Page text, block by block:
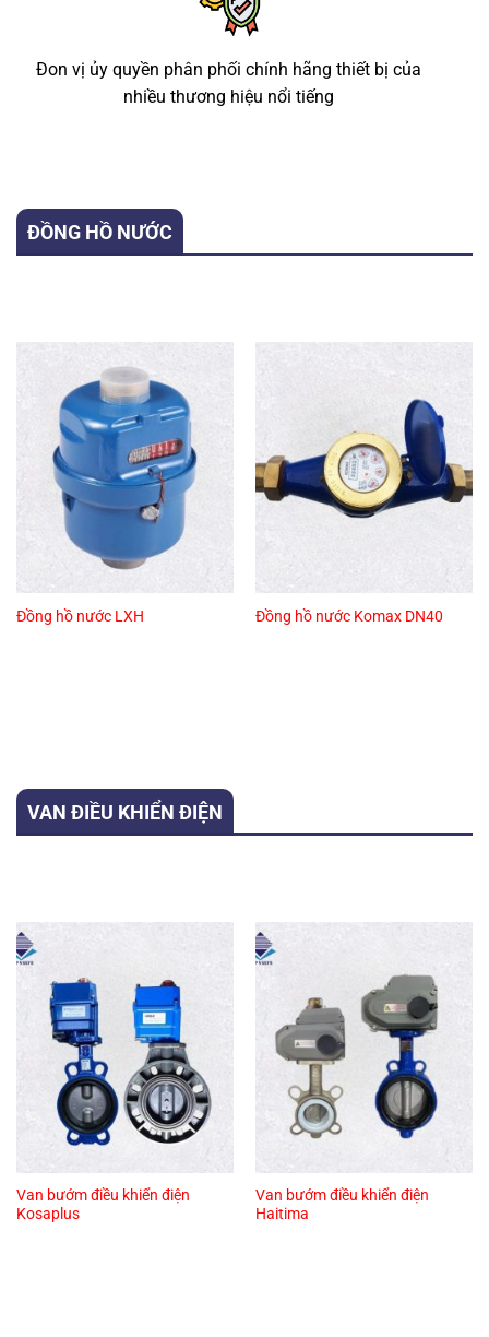
Đon vị ủy quyền phân phối chính hãng thiết bị của
nhiều thương hiệu nổi tiếng
ĐỒNG HỒ NƯỚC
Đồng hồ nước LXH Đồng hồ nước Komax DN40
VAN ĐIỀU KHIỂN ĐIỆN
Van bướm điều khiển điện
Kosaplus
Van bướm điều khiển điện
Haitima